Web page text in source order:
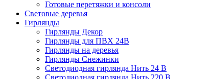
Готовые перетяжки и консоли
Световые деревья
Гирлянды
Гирлянды Декор
Гирлянды для ПВХ 24В
Гирлянды на деревья
Гирлянды Снежинки
Светодиодная гирлянда Нить 24 В
Светодиодная гирлянда Нить 220 В